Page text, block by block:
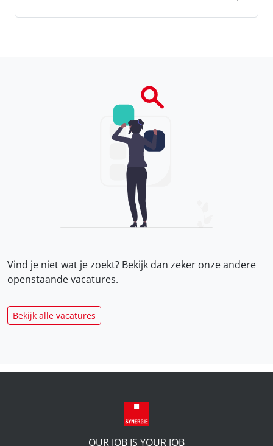
Vind je niet wat je zoekt? Bekijk dan zeker onzeandere
openstaande vacatures.
Bekijk alle vacatures
OUR JOB IS YOUR JOB